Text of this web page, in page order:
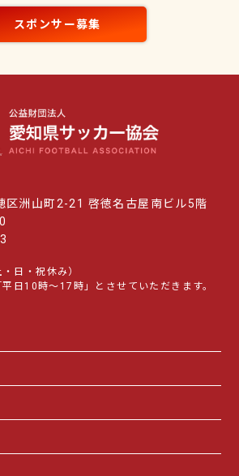
スポンサー募集
区洲山町2-21 啓徳名古屋南ビル5階
日・祝休み）
日10時～17時」とさせていただきます。